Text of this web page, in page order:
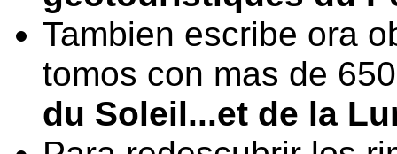
Tambien escribe ora
tomos con mas de
du Soleil...et de la